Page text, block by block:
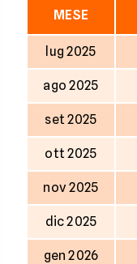
MESE
lug 2025
ago 2025
set 2025
ott 2025
nov 2025
dic 2025
gen 2026